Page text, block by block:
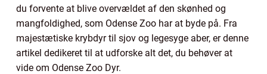
du forvente at blive overvældet af den skønhed og
mangfoldighed, som Odense Zoo har at byde på. Fra
majestætiske krybdyr til sjov og legesyge aber, er denne
artikel dedikeret til at udforske alt det, du behøver at
vide om Odense Zoo Dyr.